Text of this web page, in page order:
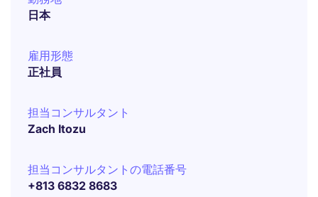
日本
雇用形態
正社員
担当コンサルタント
Zach Itozu
担当コンサルタントの電話番号
+813 6832 8683